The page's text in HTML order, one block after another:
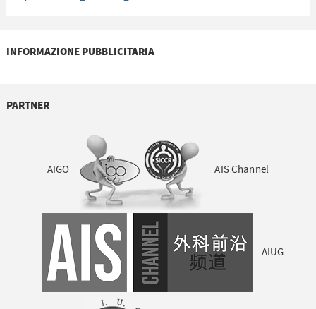
INFORMAZIONE PUBBLICITARIA
PARTNER
AIGO AIS Channel
AIUG